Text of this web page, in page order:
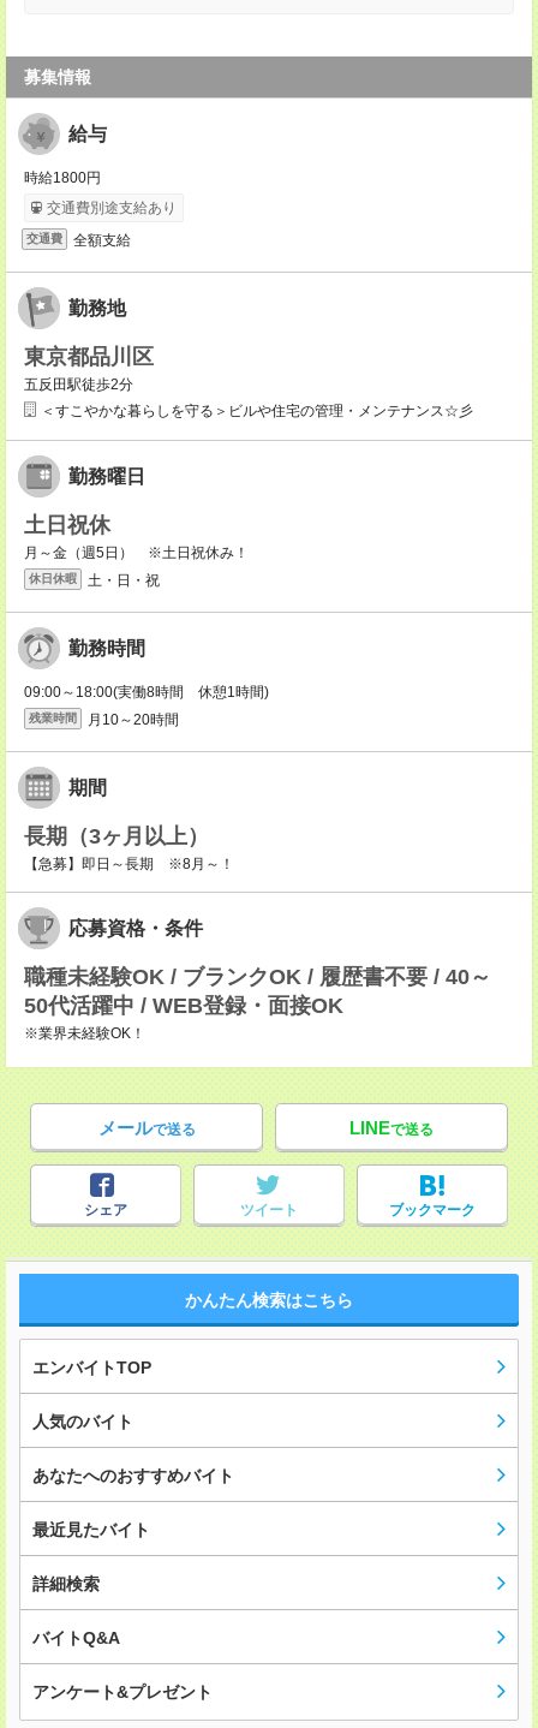
募集情報
給与
時給1800円
交通費別途支給あり
交通費 全額支給
勤務地
東京都品川区
五反田駅徒歩2分
＜すこやかな暮らしを守る＞ビルや住宅の管理・メンテナンス☆彡
勤務曜日
土日祝休
月～金（週5日） ※土日祝休み！
休日休暇 土・日・祝
勤務時間
09:00～18:00(実働8時間 休憩1時間)
残業時間 月10～20時間
期間
長期（3ヶ月以上）
【急募】即日～長期 ※8月～！
応募資格・条件
職種未経験OK / ブランクOK / 履歴書不要 / 40～
50代活躍中 / WEB登録・面接OK
※業界未経験OK！
メールで送る LINEで送る
シェア ツイート ブックマーク
かんたん検索はこちら
エンバイトTOP
人気のバイト
あなたへのおすすめバイト
最近見たバイト
詳細検索
バイトQ&A
アンケート&プレゼント